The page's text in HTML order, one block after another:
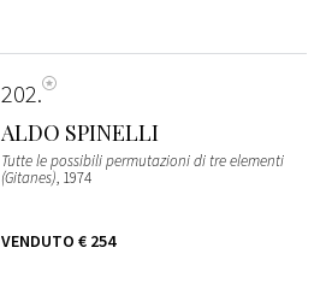
202
ALDO SPINELLI
Tutte le possibili permutazioni di tre elementi
(Gitanes), 1974
VENDUTO € 254